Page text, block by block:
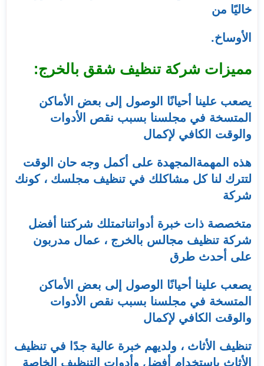
خاليًا من
الأوساخ.
مميزات شركة تنظيف شقق بالخرج:
يصعب علينا أحيانًا الوصول إلى بعض الأماكن
المتسخة في مجلسنا بسبب نقص الأدوات
والوقت الكافي لإكمال
هذه المهمةالمجهدة على أكمل وجه حان الوقت
لتترك لنا كل مشاكلك في تنظيف مجلسك ، كونك
شركة
متخصصة ذات خبرة أدواتناتمتلك شركتنا أفضل
شركة تنظيف مجالس بالخرج ، عمال مدربون
على أحدث طرق
يصعب علينا أحيانًا الوصول إلى بعض الأماكن
المتسخة في مجلسنا بسبب نقص الأدوات
والوقت الكافي لإكمال
تنظيف الأثاث ، ولديهم خبرة عالية جدًا في تنظيف
الأثاث باستخدام أفضل وأدوات التنظيف الخاصة